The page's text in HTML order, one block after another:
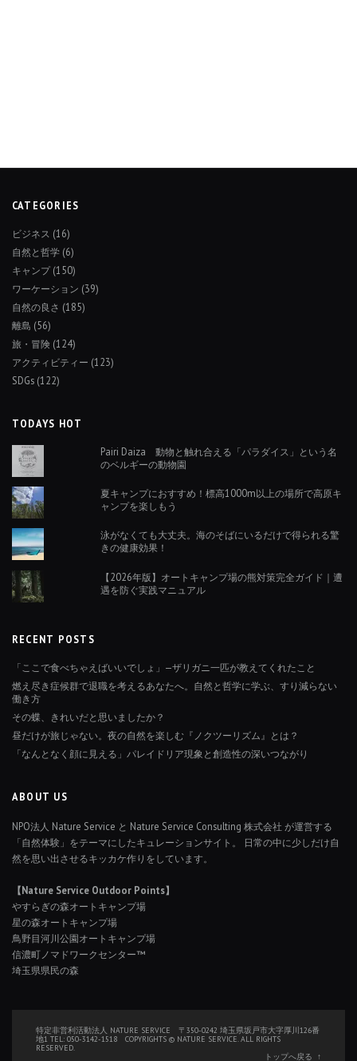
CATEGORIES
ビジネス (16)
自然と哲学 (6)
キャンプ(150)
ワーケーション (39)
自然の良さ (185)
離島 (56)
旅・冒険 (124)
アクティビティー (123)
SDGs (122)
TODAYS HOT
Pairi Daiza 動物と触れ合える「パラダイス」という名
のベルギーの動物園
夏キャンプにおすすめ！標高1000m以上の場所で高原キ
ャンプを楽しもう
泳がなくても大丈夫。海のそばにいるだけで得られる驚
きの健康効果！
【2026年版】オートキャンプ場の熊対策完全ガイド｜遭
遇を防ぐ実践マニュアル
RECENT POSTS
「ここで食べちゃえばいいでしょ」—ザリガニ一匹が教えてくれたこと
燃え尽き症候群で退職を考えるあなたへ。自然と哲学に学ぶ、すり減らない
働き方
その蝶、きれいだと思いましたか？
昼だけが旅じゃない。夜の自然を楽しむ『ノクツーリズム』とは？
「なんとなく顔に見える」パレイドリア現象と創造性の深いつながり
ABOUT US
NPO法人 Nature Service と Nature Service Consulting 株式会社 が運営する
「自然体験」をテーマにしたキュレーションサイト。 日常の中に少しだけ自
然を思い出させるキッカケ作りをしています。
【Nature Service Outdoor Points】
やすらぎの森オートキャンプ場
星の森オートキャンプ場
鳥野目河川公園オートキャンプ場
信濃町ノマドワークセンター™
埼玉県県民の森
特定非営利活動法人 NATURE SERVICE 〒350-0242 埼玉県坂戸市大字厚川126番
地1 TEL: 050-3142-1518 COPYRIGHTS © NATURE SERVICE. ALL RIGHTS
RESERVED.
トップへ戻る